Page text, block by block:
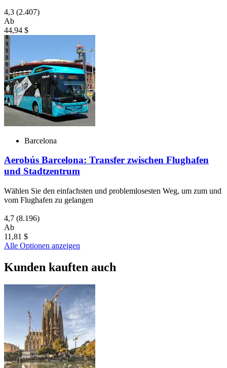
4,3 (2.407)
Ab
44,94 $
Barcelona
Aerobús Barcelona: Transfer zwischen Flughafen
und Stadtzentrum
Wählen Sie den einfachsten und problemlosesten Weg, um zum und
vom Flughafen zu gelangen
4,7 (8.196)
Ab
11,81 $
Alle Optionen anzeigen
Kunden kauften auch